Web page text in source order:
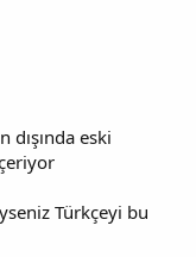
dışında eski
Türkçeyi bu